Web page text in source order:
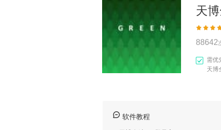
天
88642
需优
天博
软件教程